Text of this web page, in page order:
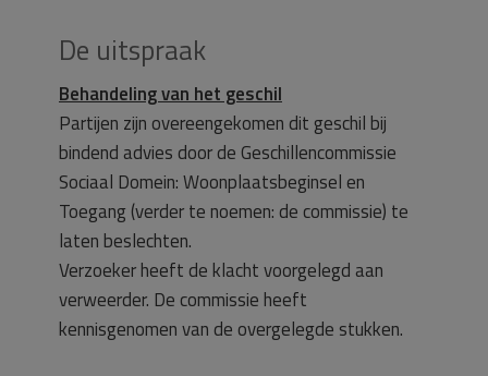
De uitspraak
Behandeling van het geschil
Partijen zijn overeengekomen dit geschil bij
bindend advies door de Geschillencommissie
Sociaal Domein: Woonplaatsbeginsel en
Toegang (verder te noemen: de commissie) te
laten beslechten.
Verzoeker heeft de klacht voorgelegd aan
verweerder. De commissie heeft
kennisgenomen van de overgelegde stukken.